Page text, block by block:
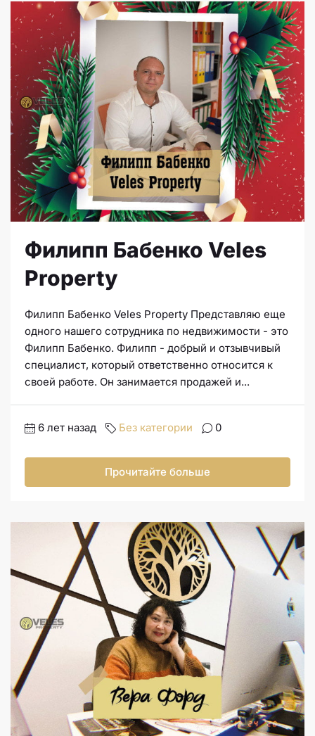
Филипп Бабенко Veles
Property
Филипп Бабенко Veles Property Представляю еще
одного нашего сотрудника по недвижимости - это
Филипп Бабенко. Филипп - добрый и отзывчивый
специалист, который ответственно относится к
своей работе. Он занимается продажей и...
6 лет назад Без категории 0
Прочитайте больше